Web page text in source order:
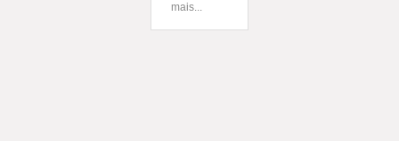
mais...